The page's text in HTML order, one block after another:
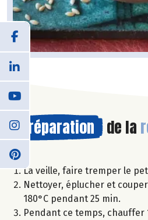
Préparation de la
La veille, faire tremper le
Nettoyer, éplucher et
180°C pendant 25 min.
Pendant ce temps, chauffer